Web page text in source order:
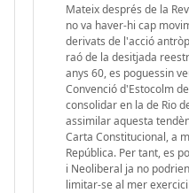
Mateix després de la
no va haver-hi cap
derivats de l'acció
raó de la desitjada
anys 60, es poguessin
Convenció d'Estocolm
consolidar en la de Rio
assimilar aquesta
Carta Constitucional, a
República. Per tant, es
i Neoliberal ja no
limitar-se al mer